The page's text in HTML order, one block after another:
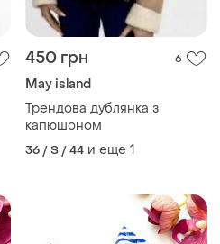
450 грн 6
May island
Трендова дублянка з
капюшоном
36 / S / 44 и еще 1